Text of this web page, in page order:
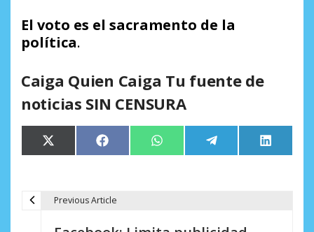
El voto es el sacramento de la
política.
Caiga Quien Caiga Tu fuente de
noticias SIN CENSURA
Compartir
en
X
(Twitter)
Compartir
en
Facebook Compartir
en
WhatsApp Compartir
en
Telegram
en
LinkedIn
Previous Article